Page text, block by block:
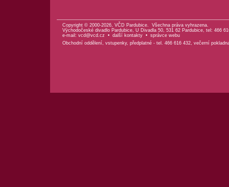
Copyright © 2000-2026, VČD Pardubice. Všechna práva vyhrazena.
Východočeské divadlo Pardubice, U Divadla 50, 531 62 Pardubice, tel: 466
e-mail: vcd@vcd.cz • další kontakty• správce webu
Obchodní oddělení, vstupenky, předplatné - tel. 466 616 432, večerní